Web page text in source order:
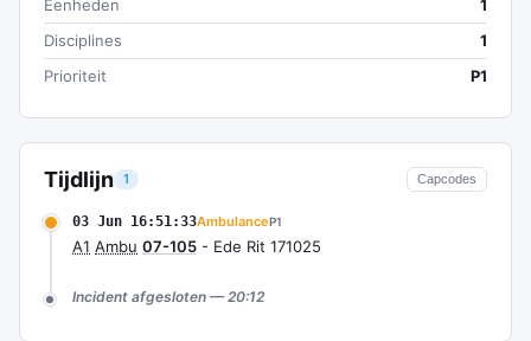
Tijdlijn 1 Capcodes
03 Jun 16:51:33AmbulanceP1
A1 Ambu 07-105 - Ede Rit 171025
Incident afgesloten — 20:12
Eenheden
1
Disciplines
1
Prioriteit
P1